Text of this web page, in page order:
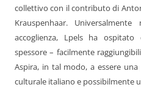
collettivo con il contributo di
Krauspenhaar.
accoglienza, Lpels ha
spessore – facilmente
Aspira, in tal modo, a essere
culturale italiano e possibilmente